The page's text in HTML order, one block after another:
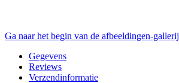
Ga naar het begin van de afbeeldingen-gallerij
Gegevens
Reviews
Verzendinformatie